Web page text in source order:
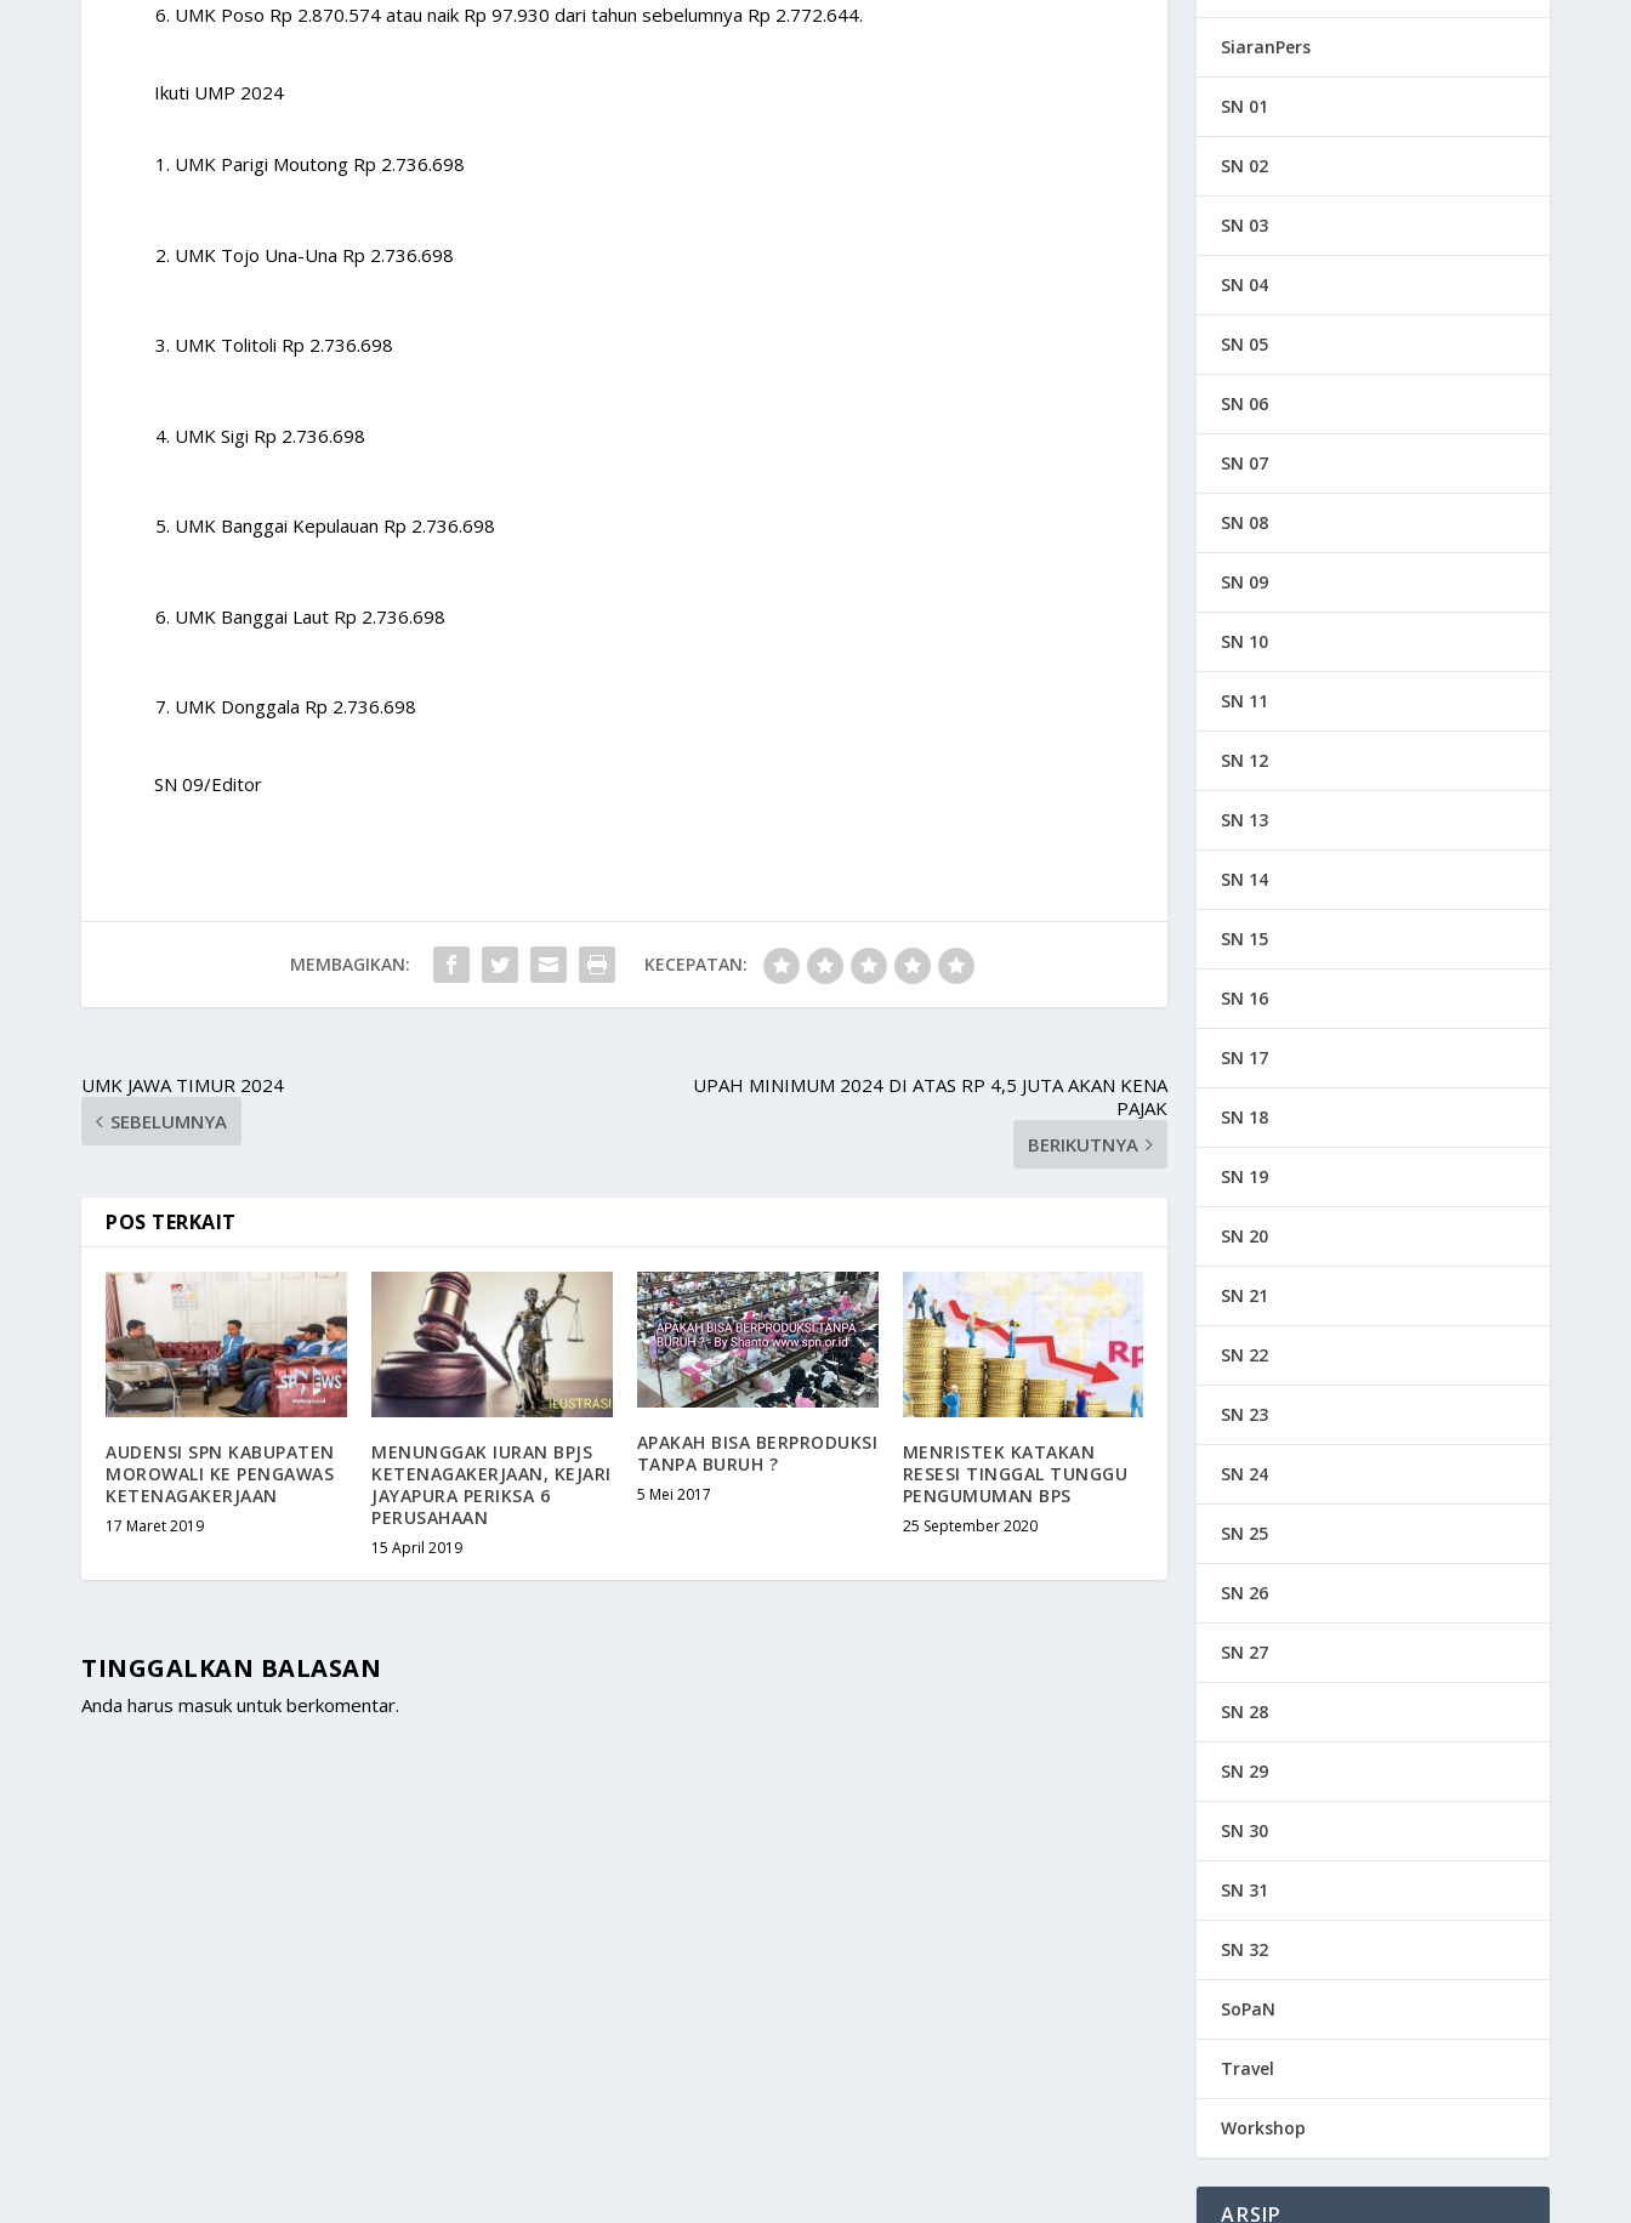
UMK Poso Rp 2.870.574 atau naik Rp 97.930 dari tahun sebelumnya Rp 2.772.644.
Ikuti UMP 2024
UMK Parigi Moutong Rp 2.736.698
UMK Tojo Una-Una Rp 2.736.698
UMK Tolitoli Rp 2.736.698
UMK Sigi Rp 2.736.698
UMK Banggai Kepulauan Rp 2.736.698
UMK Banggai Laut Rp 2.736.698
UMK Donggala Rp 2.736.698
SN 09/Editor
MEMBAGIKAN: KECEPATAN:
UMK JAWA TIMUR 2024
SEBELUMNYA
UPAH MINIMUM 2024 DI ATAS RP 4,5 JUTA AKAN KENA
PAJAK
BERIKUTNYA
POS TERKAIT
AUDENSI SPN KABUPATEN
MOROWALI KE PENGAWAS
KETENAGAKERJAAN
17 Maret 2019
MENUNGGAK IURAN BPJS
KETENAGAKERJAAN, KEJARI
JAYAPURA PERIKSA 6
PERUSAHAAN
15 April 2019
APAKAH BISA BERPRODUKSI
TANPA BURUH ?
5 Mei 2017
MENRISTEK KATAKAN
RESESI TINGGAL TUNGGU
PENGUMUMAN BPS
25 September 2020
TINGGALKAN BALASAN
Anda harusmasuk untuk berkomentar.
SiaranPers
SN 01
SN 02
SN 03
SN 04
SN 05
SN 06
SN 07
SN 08
SN 09
SN 10
SN 11
SN 12
SN 13
SN 14
SN 15
SN 16
SN 17
SN 18
SN 19
SN 20
SN 21
SN 22
SN 23
SN 24
SN 25
SN 26
SN 27
SN 28
SN 29
SN 30
SN 31
SN 32
SoPaN
Travel
Workshop
ARSIP